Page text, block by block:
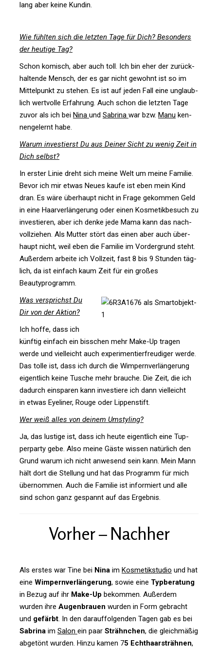
lang aber keine Kundin.
Wie fühlten sich die letzten Tage für Dich? Beson­ders
der heu­tige Tag?
Schon komisch, aber auch toll. Ich bin eher der zurück­
hal­tende Mensch, der es gar nicht gewohnt ist so im
Mit­tel­punkt zu stehen. Es ist auf jeden Fall eine unglaub­
lich wert­volle Erfah­rung. Auch schon die letzten Tage
zuvor als ich bei Nina und Sabrina war bzw. Manu ken­
nen­ge­lernt habe.
Warum inves­tierst Du aus Deiner Sicht zu wenig Zeit in
Dich selbst?
In erster Linie dreht sich meine Welt um meine Familie.
Bevor ich mir etwas Neues kaufe ist eben mein Kind
dran. Es wäre über­haupt nicht in Frage gekommen Geld
in eine Haar­ver­län­ge­rung oder einen Kos­me­tik­be­such zu
inves­tieren, aber ich denke jede Mama kann das nach­
voll­ziehen. Als Mutter stört das einen aber auch über­
haupt nicht, weil eben die Familie im Vor­der­grund steht.
Außerdem arbeite ich Voll­zeit, fast 8 bis 9 Stunden täg­
lich, da ist ein­fach kaum Zeit für ein großes
Beautyprogramm.
Was ver­sprichst Du
Dir von der Aktion?
Ich hoffe, dass ich
künftig ein­fach ein biss­chen mehr Make-Up tragen
werde und viel­leicht auch expe­ri­men­tier­freu­diger werde.
Das tolle ist, dass ich durch die Wim­pern­ver­län­ge­rung
eigent­lich keine Tusche mehr brauche. Die Zeit, die ich
dadurch ein­sparen kann inves­tiere ich dann viel­leicht
in etwas Eye­liner, Rouge oder Lippenstift.
Wer weiß alles von deinem Umstyling?
Ja, das lus­tige ist, dass ich heute eigent­lich eine Tup­
per­party gebe. Also meine Gäste wissen natür­lich den
Grund warum ich nicht anwe­send sein kann. Mein Mann
hält dort die Stel­lung und hat das Pro­gramm für mich
über­nommen. Auch die Familie ist infor­miert und alle
sind schon ganz gespannt auf das Ergebnis.
Vorher – Nachher
Als erstes war Tine bei Nina im Kos­me­tik­studio und hat
eine Wim­pern­ver­län­ge­rung, sowie eine Typ­be­ra­tung
in Bezug auf ihr Make-Up bekommen. Außerdem
wurden ihre Augen­brauen wurden in Form gebracht
und gefärbt. In den dar­auf­fol­genden Tagen gab es bei
Sabrina im Salon ein paar Strähn­chen, die gleich­mäßig
abge­tönt wurden. Hinzu kamen 75 Echt­haar­strähnen,